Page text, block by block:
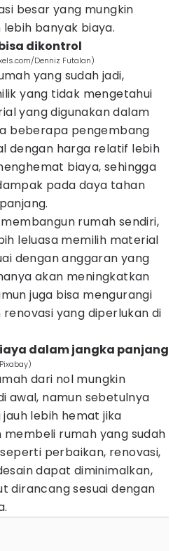
besar yang mungkin
banyak biaya.
dikontrol
Denniz Futalan)
yang sudah jadi,
yang tidak mengetahui
yang digunakan dalam
beberapa pengembang
dengan harga relatif lebih
biaya, sehingga
pada daya tahan
rumah sendiri,
leluasa memilih material
dengan anggaran yang
akan meningkatkan
juga bisa mengurangi
yang diperlukan di
dalam jangka panjang
dari nol mungkin
awal, namun sebetulnya
lebih hemat jika
rumah yang sudah
perbaikan, renovasi,
dapat diminimalkan,
dirancang sesuai dengan